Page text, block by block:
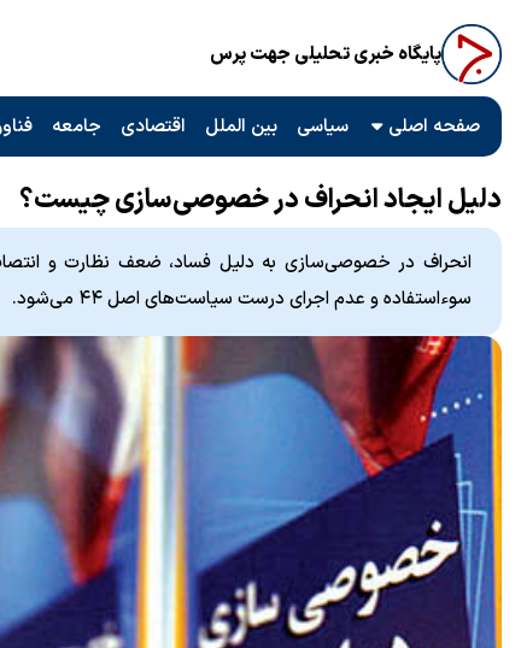
پایگاه خبری تحلیلی جهت پرس
صفحه اصلی سیاسی بین الملل اقتصادی جامعه
دلیل ایجاد انحراف در خصوصی‌سازی چیست؟
انحراف در خصوصی‌سازی به دلیل فساد، ضعف نظارت و
سوءاستفاده و عدم اجرای درست سیاست‌های اصل ۴۴ می‌شود.